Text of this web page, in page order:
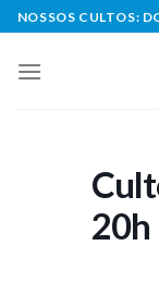
Skip
to
content
NOSSOS CULTOS:
20h